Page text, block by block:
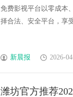
免费影视平台以零成本
择合法、安全平台，享
新晨报 2026-
潍坊官方推荐